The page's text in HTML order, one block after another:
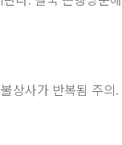
상사가 반복됨 주의.